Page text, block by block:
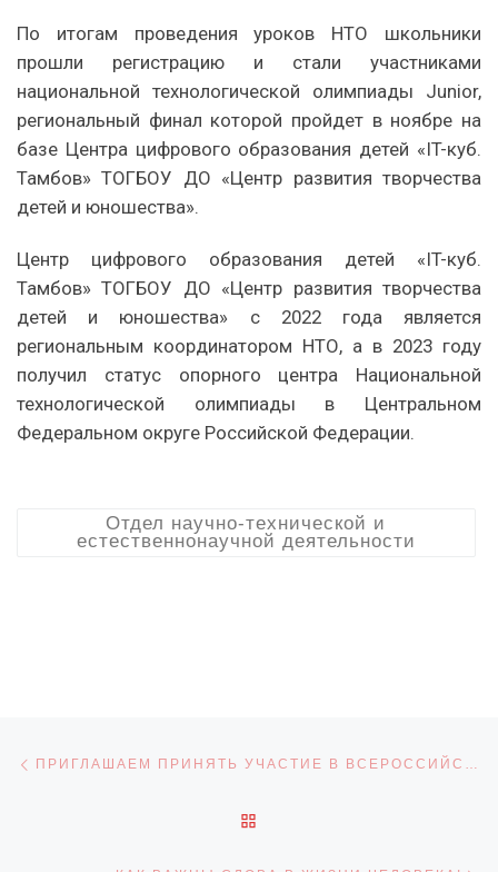
По итогам проведения уроков НТО школьники
прошли регистрацию и стали участниками
национальной технологической олимпиады Junior,
региональный финал которой пройдет в ноябре на
базе Центра цифрового образования детей «IT-куб.
Тамбов» ТОГБОУ ДО «Центр развития творчества
детей и юношества».
Центр цифрового образования детей «IT-куб.
Тамбов» ТОГБОУ ДО «Центр развития творчества
детей и юношества» с 2022 года является
региональным координатором НТО, а в 2023 году
получил статус опорного центра Национальной
технологической олимпиады в Центральном
Федеральном округе Российской Федерации.
Отдел научно-технической и
естественнонаучной деятельности
Навигация по записям ПРИГЛАШАЕМ ПРИНЯТЬ УЧАСТИЕ В ВСЕРОССИЙСКОЙ ЭКОЛОГИЧЕСКОЙ ОЛИМПИАДЫ ДЛЯ ШКОЛЬНИКОВ 2-11 КЛАССОВ «USCHOOL»